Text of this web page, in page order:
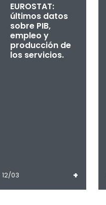
EUROSTAT:
últimos datos
sobre PIB,
empleo y
producción de
los servicios.
12/03 +